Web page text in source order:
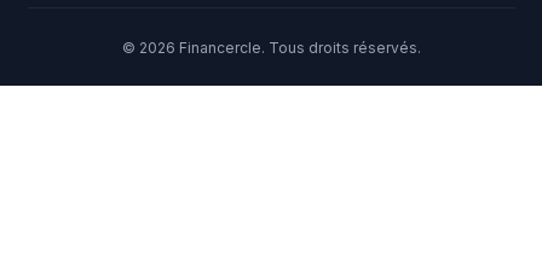
© 2026 Financercle. Tous droits réservés.